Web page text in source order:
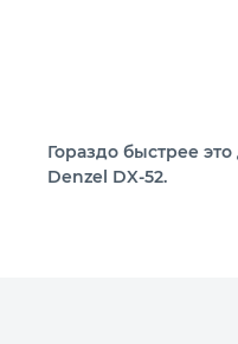
Гораздо быстрее
Denzel DX-52.